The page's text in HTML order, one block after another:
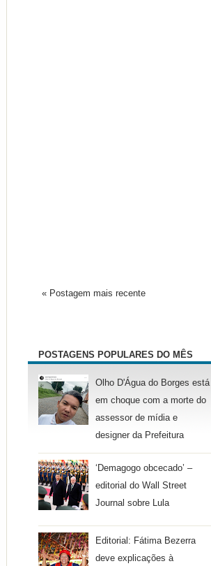
« Postagem mais recente
POSTAGENS POPULARES DO MÊS
Olho D'Água do Borges está
em choque com a morte do
assessor de mídia e
designer da Prefeitura
‘Demagogo obcecado’ –
editorial do Wall Street
Journal sobre Lula
Editorial: Fátima Bezerra
deve explicações à